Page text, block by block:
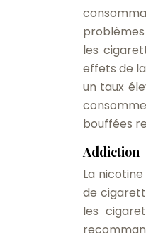
les
effets de
un taux
bouffées
Addiction
La
de
les